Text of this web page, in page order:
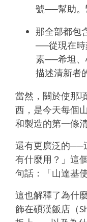
號──幫助。
那全部都包
──從現在時
素──希坦、
描述清新者
當然，關於使那
西，是今天每個
和製造的第一條
還有更廣泛的──
有什麼用？」這
句話：「山達基
這也解釋了為什
飾在碩漢飯店（